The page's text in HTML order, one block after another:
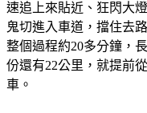
速追上來貼近、狂閃大
鬼切進入車道，擋住去
整個過程約20多分鐘，
份還有22公里，就提前
車。